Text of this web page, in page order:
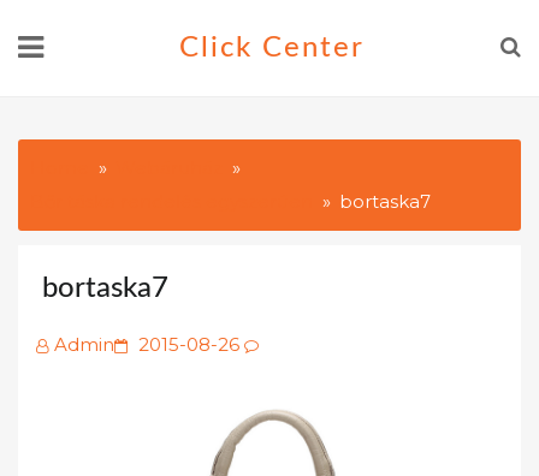
Click Center
bortaska7
bortaska7
Admin Posted
2015-08-26